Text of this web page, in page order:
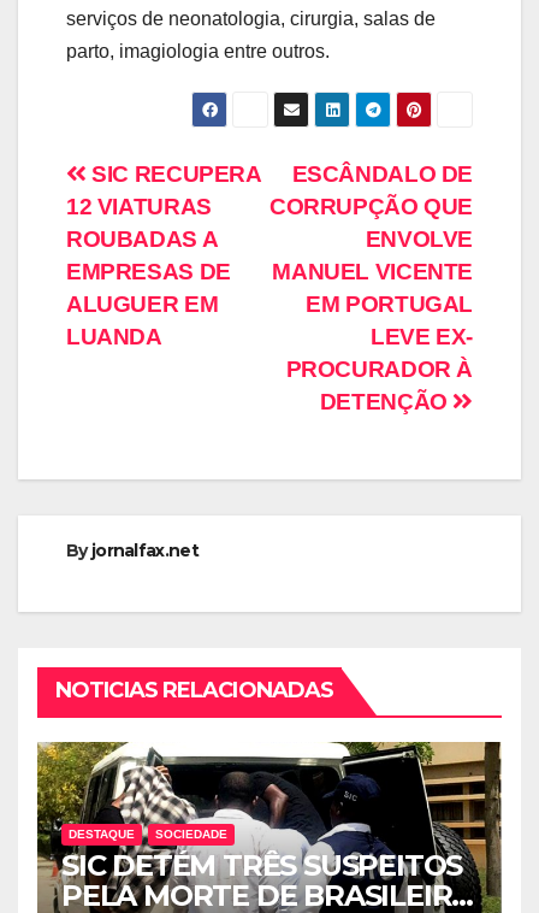
serviços de neonatologia, cirurgia, salas de
parto, imagiologia entre outros.
ESCÂNDALO DE
CORRUPÇÃO QUE
ENVOLVE
MANUEL VICENTE
EM PORTUGAL
LEVE EX-
PROCURADOR À
DETENÇÃO
SIC RECUPERA
12 VIATURAS
ROUBADAS A
EMPRESAS DE
ALUGUER EM
LUANDA
Byjornalfax.net
NOTICIAS RELACIONADAS
DESTAQUE SOCIEDADE
SIC DETÉM TRÊS SUSPEITOS
PELA MORTE DE BRASILEIRO